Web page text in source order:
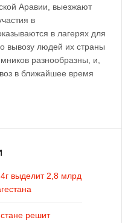
Аравии, выезжают
в
в лагерях для
вывозу людей их страны
разнообразны, и,
в ближайшее время
выделит 2,8 млрд
решит